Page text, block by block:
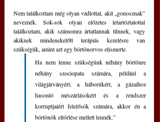
Nem találkoztam még olyan vádlottal, akit „gonosznak”
neveznék. Sok-sok olyan előzetes letartóztatottal
találkoztam, akik számomra ártatlannak tűnnek, vagy
akiknek mindenekelőtt terápiás kezelésre van
szükségük, amint azt egy börtönorvos elismerte.
Ha nem lenne szükségünk néhány börtönre
néhány szociopata számára, például a
világjárványért, a háborúkért, a gázaihoz
hasonló mészárlásokért és a rendszer
korruptjaiért felelősök számára, akkor én a
börtönök eltörlése mellett lennék.”